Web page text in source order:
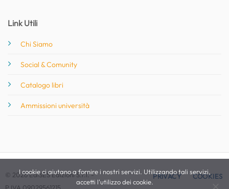
Link Utili
Chi Siamo
Social & Comunity
Catalogo libri
Ammissioni università
© 2026 EdiSES Edizioni S.r.l. -
P.IVA 09029561215
PRIVACY COOKIES
I cookie ci aiutano a fornire i nostri servizi. Utilizzando tali servizi,
accetti l'utilizzo dei cookie.